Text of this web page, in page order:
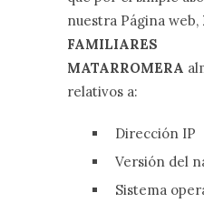
nuestra Página web,
FAMILIARES
MATARROMERA
relativos a:
Dirección IP
Versión del
Sistema